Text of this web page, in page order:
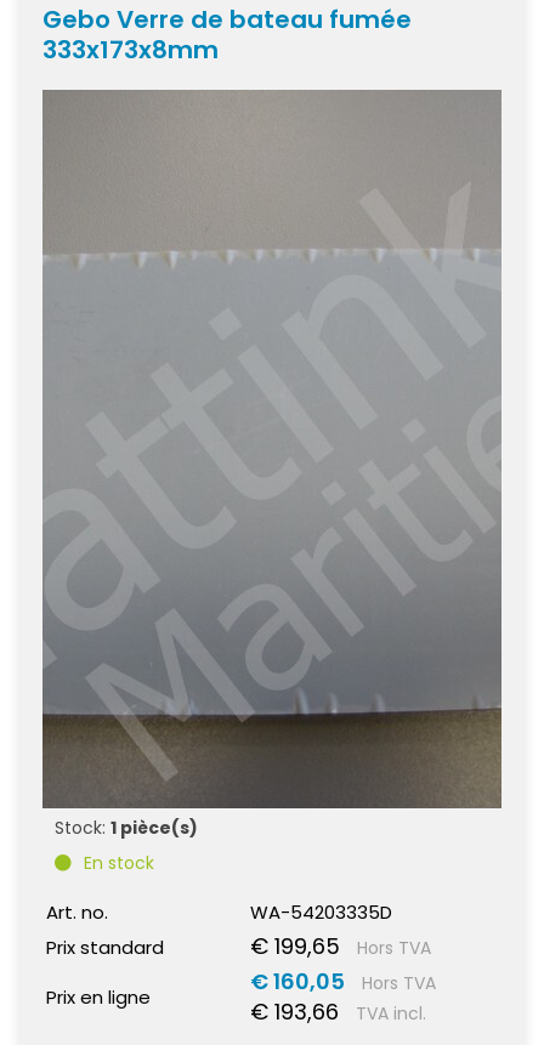
Gebo Verre de bateau fumée
333x173x8mm
Stock: 1 pièce(s)
En stock
Art. no.
WA-54203335D
Prix standard
€ 199,65 Hors TVA
Prix en ligne
€ 160,05 Hors TVA
€ 193,66 TVA incl.